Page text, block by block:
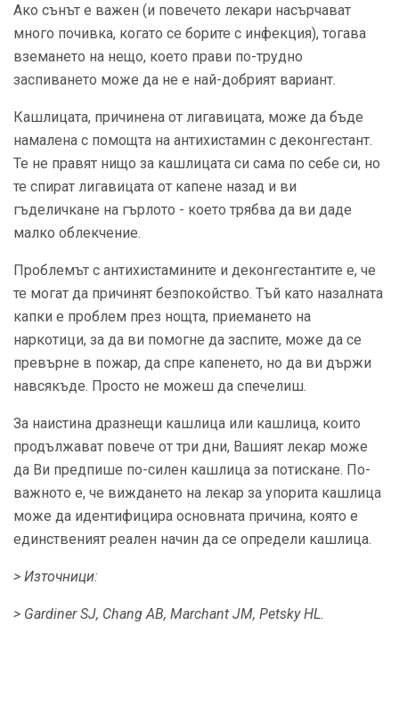
Ако сънът е важен (и повечето лекари насърчават
много почивка, когато се борите с инфекция), тогава
вземането на нещо, което прави по-трудно
заспиването може да не е най-добрият вариант.
Кашлицата, причинена от лигавицата, може да бъде
намалена с помощта на антихистамин с деконгестант.
Те не правят нищо за кашлицата си сама по себе си, но
те спират лигавицата от капене назад и ви
гъделичкане на гърлото - което трябва да ви даде
малко облекчение.
Проблемът с антихистамините и деконгестантите е, че
те могат да причинят безпокойство. Тъй като назалната
капки е проблем през нощта, приемането на
наркотици, за да ви помогне да заспите, може да се
превърне в пожар, да спре капенето, но да ви държи
навсякъде. Просто не можеш да спечелиш.
За наистина дразнещи кашлица или кашлица, които
продължават повече от три дни, Вашият лекар може
да Ви предпише по-силен кашлица за потискане. По-
важното е, че виждането на лекар за упорита кашлица
може да идентифицира основната причина, която е
единственият реален начин да се определи кашлица.
> Източници:
> Gardiner SJ, Chang AB, Marchant JM, Petsky HL.